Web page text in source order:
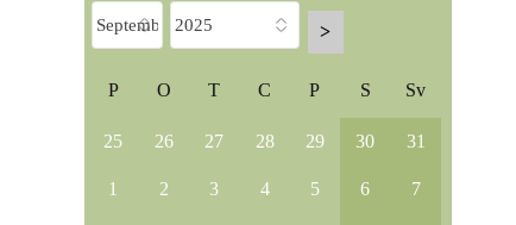
>
P O T C P S Sv
25 26 27 28 29 30 31
1 2 3 4 5 6 7